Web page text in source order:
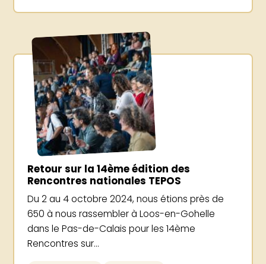
Retour sur la 14ème édition des
Rencontres nationales TEPOS
Du 2 au 4 octobre 2024, nous étions près de
650 à nous rassembler à Loos-en-Gohelle
dans le Pas-de-Calais pour les 14ème
Rencontres sur...